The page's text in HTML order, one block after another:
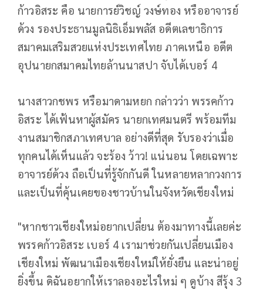
ก้าวอิสระ คือ นายการย์วิชญ์ วงษ์ทอง หรืออาจารย์
ด้วง รองประธานมูลนิธิเอ็มพลัส อดีตเลขาธิการ
สมาคมเสริมสวยแห่งประเทศไทย ภาคเหนือ อดีต
อุปนายกสมาคมไทยล้านนาสปา จับได้เบอร์ 4
นางสาวกชพร หรือมาดามหยก กล่าวว่า พรรคก้าว
อิสระ ได้เฟ้นหาผู้สมัคร นายกเทศมนตรี พร้อมทีม
งานสมาชิกสภาเทศบาล อย่างดีที่สุด รับรองว่าเมื่อ
ทุกคนได้เห็นแล้ว จะร้อง ว้าว! แน่นอน โดยเฉพาะ
อาจารย์ด้วง ถือเป็นที่รู้จักกันดี ในหลายหลากวงการ
และเป็นที่คุ้นเคยของชาวบ้านในจังหวัดเชียงใหม่
"หากชาวเชียงใหม่อยากเปลี่ยน ต้องมาทางนี้เลยค่ะ
พรรคก้าวอิสระ เบอร์ 4 เรามาช่วยกันเปลี่ยนเมือง
เชียงใหม่ พัฒนาเมืองเชียงใหม่ให้ยั่งยืน และน่าอยู่
ยิ่งขึ้น ดิฉันอยากให้เราลองอะไรใหม่ ๆ ดูบ้าง สีรุ้ง 3